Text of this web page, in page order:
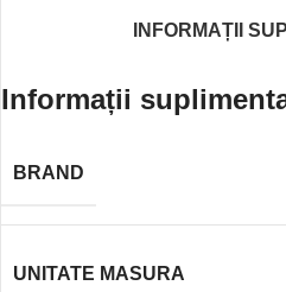
INFORMAȚII
Informații
BRAND
UNITATE MASURA